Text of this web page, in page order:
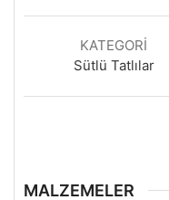
KATEGORI
Sütlü Tatlılar
MALZEMELER